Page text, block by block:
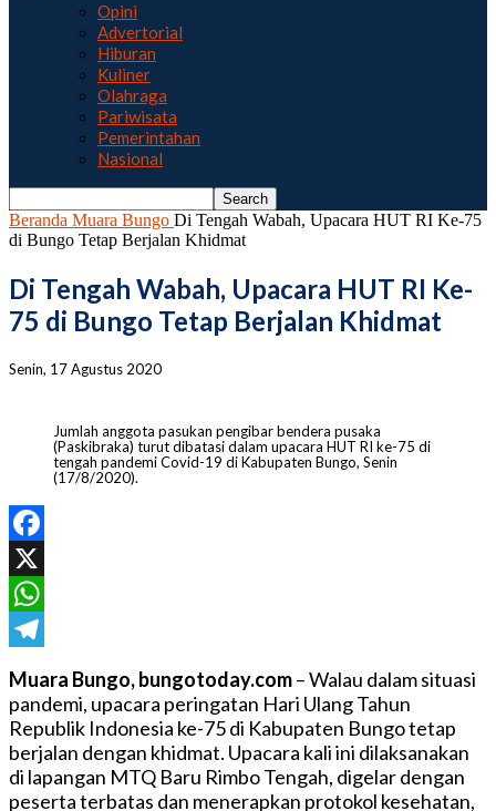
Opini
Advertorial
Hiburan
Kuliner
Olahraga
Pariwisata
Pemerintahan
Nasional
Beranda Muara Bungo Di Tengah Wabah, Upacara HUT RI Ke-75
di Bungo Tetap Berjalan Khidmat
Di Tengah Wabah, Upacara HUT RI Ke-
75 di Bungo Tetap Berjalan Khidmat
Senin, 17 Agustus 2020
Jumlah anggota pasukan pengibar bendera pusaka
(Paskibraka) turut dibatasi dalam upacara HUT RI ke-75 di
tengah pandemi Covid-19 di Kabupaten Bungo, Senin
(17/8/2020).
Facebook
X
WhatsApp
Muara Bungo, bungotoday.com– Walau dalam situasi
pandemi, upacara peringatan Hari Ulang Tahun
Republik Indonesia ke-75 di Kabupaten Bungo tetap
berjalan dengan khidmat. Upacara kali ini dilaksanakan
di lapangan MTQ Baru Rimbo Tengah, digelar dengan
peserta terbatas dan menerapkan protokol kesehatan,